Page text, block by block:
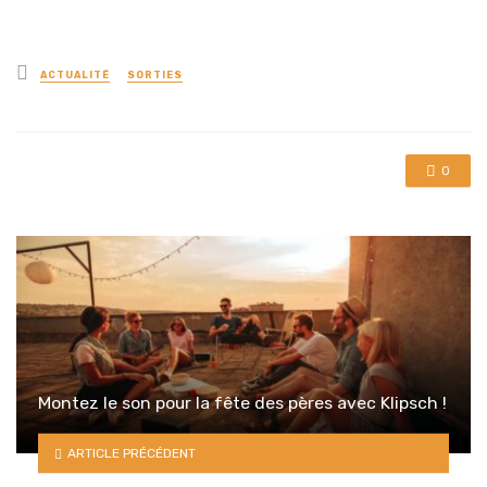
Posted
in
ACTUALITÉ SORTIES
0
Montez le son pour la fête des pères avec Klipsch !
ARTICLE PRÉCÉDENT